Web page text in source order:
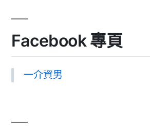
Facebook 專頁
一介資男